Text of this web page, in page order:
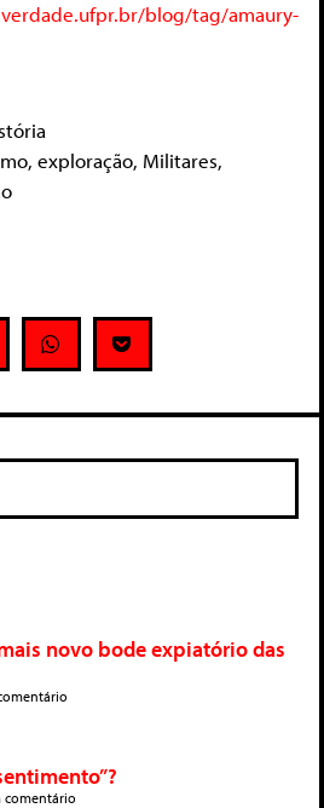
blog/tag/amaury-
, exploração, Militares,
novo bode expiatório das
comentário